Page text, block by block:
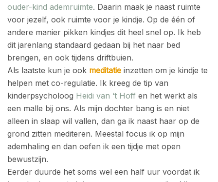
ouder-kind ademruimte. Daarin maak je naast ruimte
voor jezelf, ook ruimte voor je kindje. Op de één of
andere manier pikken kindjes dit heel snel op. Ik heb
dit jarenlang standaard gedaan bij het naar bed
brengen, en ook tijdens driftbuien.
Als laatste kun je ook meditatie inzetten om je kindje te
helpen met co-regulatie. Ik kreeg de tip van
kinderpsycholoog Heidi van ‘t Hoff en het werkt als
een malle bij ons. Als mijn dochter bang is en niet
alleen in slaap wil vallen, dan ga ik naast haar op de
grond zitten mediteren. Meestal focus ik op mijn
ademhaling en dan oefen ik een tijdje met open
bewustzijn.
Eerder duurde het soms wel een half uur voordat ik